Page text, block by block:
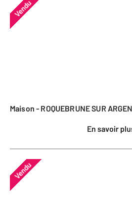
Vendu
Maison - ROQUEBRUNE SUR
En savoir
Vendu